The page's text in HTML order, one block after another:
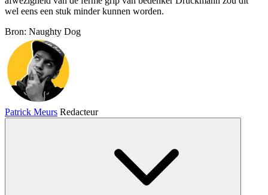
wel eens een stuk minder kunnen worden.
Bron: Naughty Dog
Patrick Meurs Redacteur